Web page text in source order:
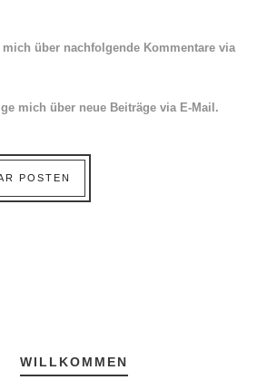
über nachfolgende Kommentare via
mich über neue Beiträge via E-Mail.
WILLKOMMEN